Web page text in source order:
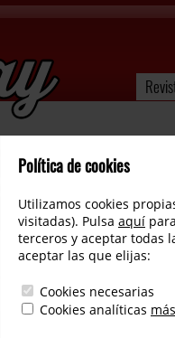
Política de cookies
Utilizamos cookies
visitadas). Pulsa aquí
terceros y aceptar todas
aceptar las que elijas:
Cookies necesarias
Cookies analíticas